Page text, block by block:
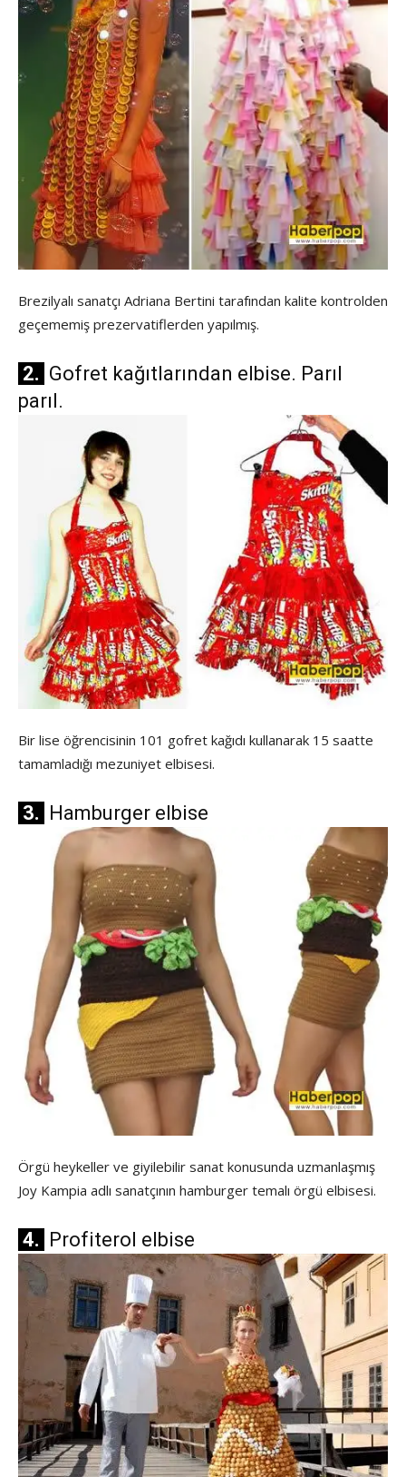
Brezilyalı sanatçı Adriana Bertini tarafından kalite kontrolden
geçememiş prezervatiflerden yapılmış.
2. Gofret kağıtlarından elbise. Parıl
parıl.
Bir lise öğrencisinin 101 gofret kağıdı kullanarak 15 saatte
tamamladığı mezuniyet elbisesi.
3. Hamburger elbise
Örgü heykeller ve giyilebilir sanat konusunda uzmanlaşmış
Joy Kampia adlı sanatçının hamburger temalı örgü elbisesi.
4. Profiterol elbise